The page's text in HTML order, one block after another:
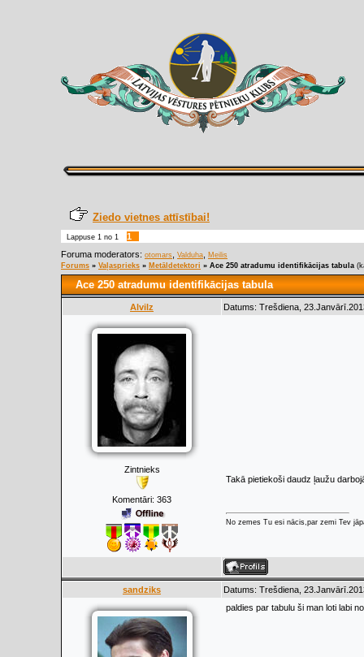
Ziedo vietnes attīstībai!
Lappuse 1 no 1
1
Foruma moderators: otomars Valduha
Meilis
Forums » Vaļasprieks » Metāldetektori » Ace 250 atradumu identifikācijas tabula
Ace 250 atradumu identifikācijas tabula
Alvilz Datums: Trešdiena,
Zintnieks
Komentāri: 363
Takā pietiekoši daudz ļaužu
No zemes Tu esi nācis,par zemi Tev
sandziks Datums: Trešdiena,
paldies par tabulu ši man loti labi